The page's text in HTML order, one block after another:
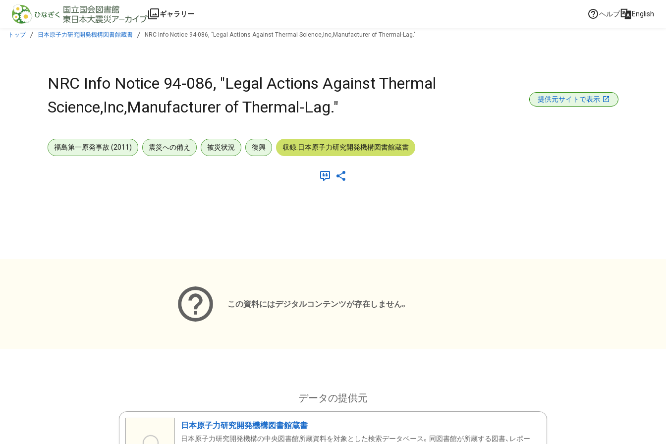
本文に飛ぶ
ギャラリー ヘルプ English
トップ 日本原子力研究開発機構図書館蔵書 NRC Info Notice 94-086, "Legal Actions Against Thermal Science,Inc,Manufacturer of Thermal-Lag."
NRC Info Notice 94-086, "Legal Actions Against Thermal
Science,Inc,Manufacturer of Thermal-Lag."
提供元サイトで表示
福島第一原発事故 (2011) 震災への備え 被災状況 復興 収録:日本原子力研究開発機構図書館蔵書
この資料にはデジタルコンテンツが存在しません。
データの提供元
日本原子力研究開発機構図書館蔵書
日本原子力研究開発機構の中央図書館所蔵資料を対象とした検索データベース。同図書館が所蔵する図書、レポー